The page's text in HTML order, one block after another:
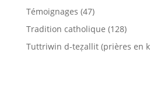
Témoignages (47)
Tradition catholique (128)
Tuttriwin d-teẓallit (prières en